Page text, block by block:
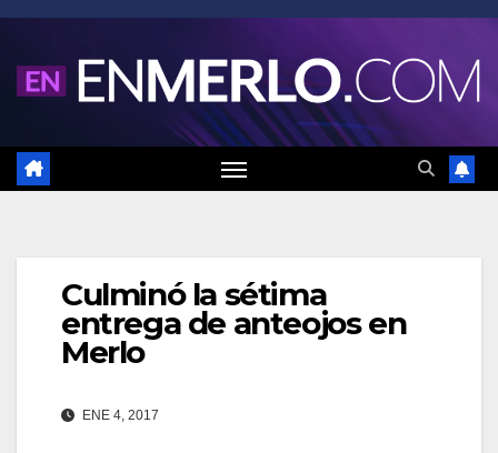
Saltar
contenido
Culminó la sétima
entrega de anteojos en
Merlo
ENE 4, 2017